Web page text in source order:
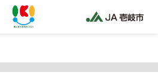
false in /home/jaiki2021/ja-iki.jp/public_html/wp-
on line425